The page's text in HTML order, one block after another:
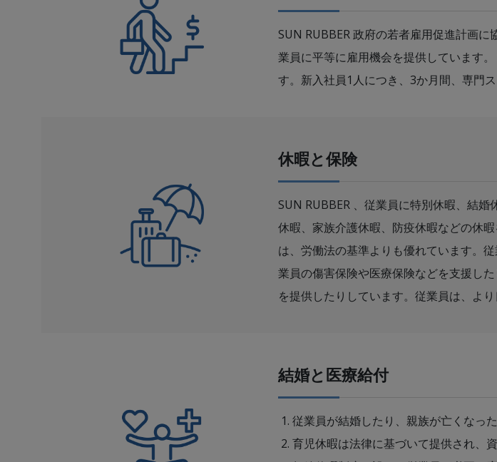
SUN RUBBER 政府の若者雇用促進計画
業員に平等に雇用機会を提供しています
す。新入社員1人につき、3か月間、専門
休暇と保険
SUN RUBBER 、従業員に特別休暇、結
休暇、家族介護休暇、防疫休暇などの休
は、労働法の基準よりも優れています。
業員の傷害保険や医療保険などを支援し
を提供したりしています。従業員は、よ
結婚と医療給付
従業員が結婚したり、親族が亡くなっ
育児休暇は法律に基づいて提供され、